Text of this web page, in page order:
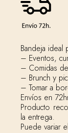
Bandeja ideal
– Eventos,
– Comidas
– Brunch y
– Tomar a
Envíos en
Producto
la entrega.
Puede variar